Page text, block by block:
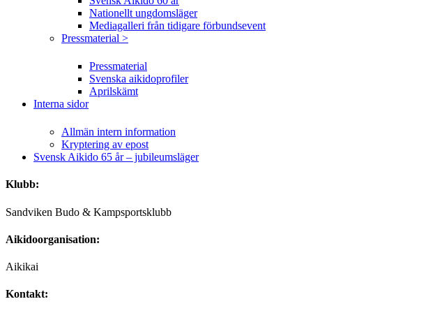
Nationellt ungdomsläger
Mediagalleri från tidigare förbundsevent
Pressmaterial >
Pressmaterial
Svenska aikidoprofiler
Aprilskämt
Interna sidor
Allmän intern information
Kryptering av epost
Svensk Aikido 65 år – jubileumsläger
Klubb:
Sandviken Budo & Kampsportsklubb
Aikidoorganisation:
Aikikai
Kontakt: